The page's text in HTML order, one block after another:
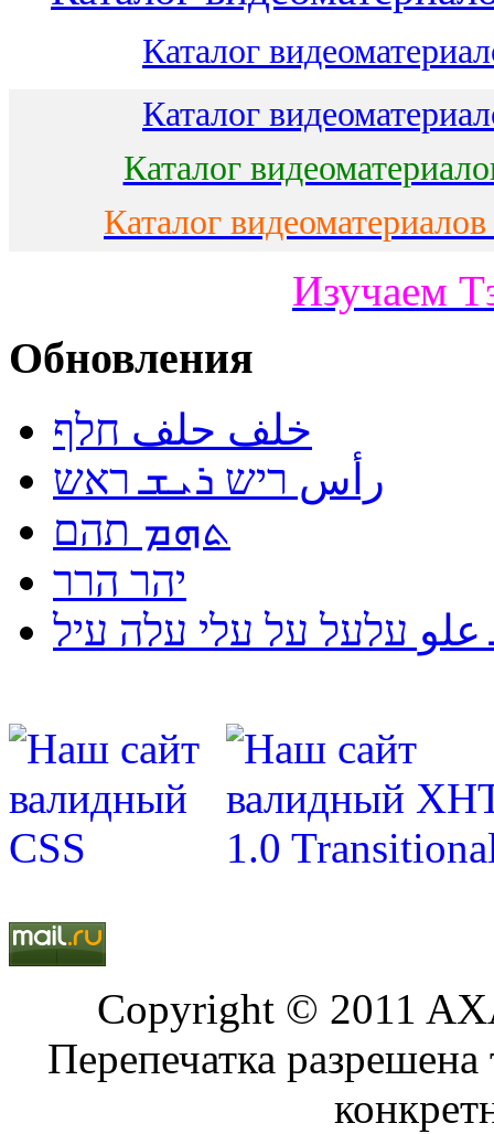
Каталог
Каталог
Каталог
Каталог
Изучаем
Обновления
خلف حلف חלף
رأس ריש ܪܝܫ ראש
ܬܗܡ תהם
יהר הרר
עלעל על עלי עלה עיל
Copyright © 2011
Перепечатка